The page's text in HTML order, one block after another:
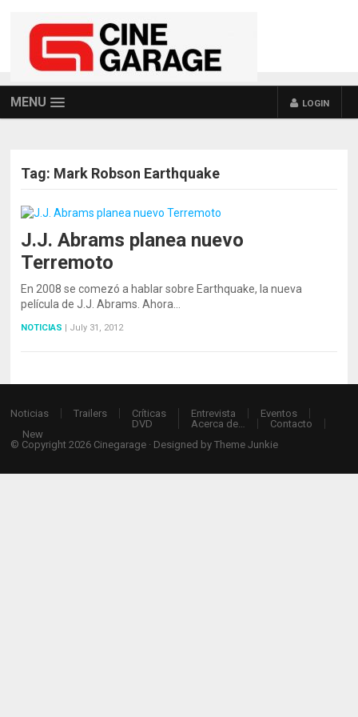
MENU LOGIN
Tag: Mark Robson Earthquake
J.J. Abrams planea nuevo
Terremoto
En 2008 se comezó a hablar sobre Earthquake, la nueva
película de J.J. Abrams. Ahora…
NOTICIAS | July 31, 2012
Noticias Trailers
Críticas
DVD
Entrevista
Eventos
Acerca de…
Contacto
New
© Copyright 2026 Cinegarage · Designed byTheme Junkie